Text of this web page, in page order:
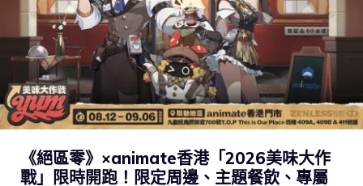
《絕區零》×animate香港「2026美味大作
戰」限時開跑！限定周邊、主題餐飲、專屬